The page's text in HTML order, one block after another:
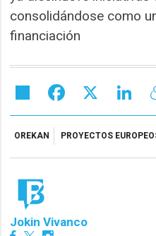
consolidándose como
financiación
Share Facebook
OREKAN PROYECTOS
Jokin Vivanco